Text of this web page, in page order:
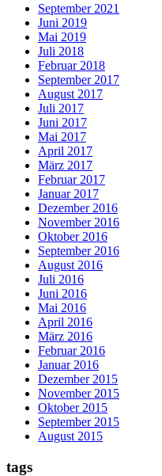
September 2021
Juni 2019
Mai 2019
Juli 2018
Februar 2018
September 2017
August 2017
Juli 2017
Juni 2017
Mai 2017
April 2017
März 2017
Februar 2017
Januar 2017
Dezember 2016
November 2016
Oktober 2016
September 2016
August 2016
Juli 2016
Juni 2016
Mai 2016
April 2016
März 2016
Februar 2016
Januar 2016
Dezember 2015
November 2015
Oktober 2015
September 2015
August 2015
tags